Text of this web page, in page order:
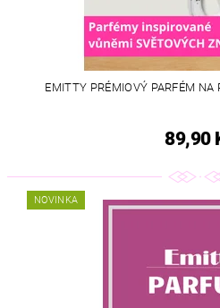
EMITTY PRÉMIOVÝ PARFÉM NA
89,90
NOVINKA